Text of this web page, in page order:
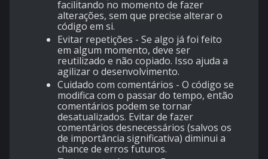
facilitando no momento de fazer
alterações, sem que precise alterar o
código em si.
Evitar repetições - Se algo já foi feito
em algum momento, deve ser
reutilizado e não copiado. Isso ajuda a
agilizar o desenvolvimento.
Cuidado com comentários - O código se
modifica com o passar do tempo, então
comentários podem se tornar
desatualizados. Evitar de fazer
comentários desnecessários (salvos os
de importância significativa) diminui a
chance de erros futuros.